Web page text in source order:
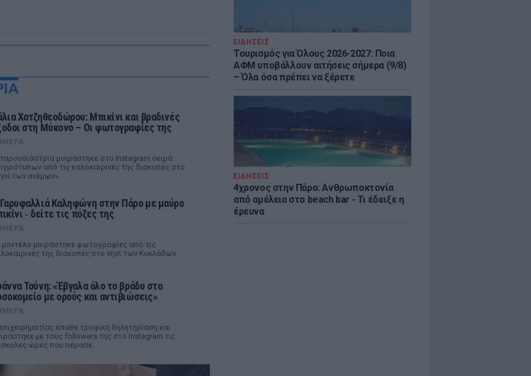
ΕΙΔΗΣΕΙΣ
Τουρισμός για Όλους 2026-2027: Ποια
ΑΦΜ υποβάλλουν αιτήσεις σήμερα (9/8)
– Όλα όσα πρέπει να ξέρετε
ΕΙΔΗΣΕΙΣ
4χρονος στην Πάρο: Ανθρωποκτονία
από αμέλεια στο beach bar - Τι έδειξε η
έρευνα
Χατζηθεοδώρου: Μπικίνι και βραδινές
στη Μύκονο – Οι φωτογραφίες της
μοιράστηκε στο Instagram σειρά
από τις καλοκαιρινές της διακοπές στο
των ανέμων».
Καληφώνη στην Πάρο με μαύρο
‑ δείτε τις πόζες της
μοντέλο μοιράστηκε φωτογραφίες από τις
της διακοπές στο νησί των Κυκλάδων
Τούνη: «Έβγαλα όλο το βράδυ στο
με ορούς και αντιβιώσεις»
έπαθε τροφική δηλητηρίαση και
με τους followers της στο Instagram τις
ώρες που πέρασε.